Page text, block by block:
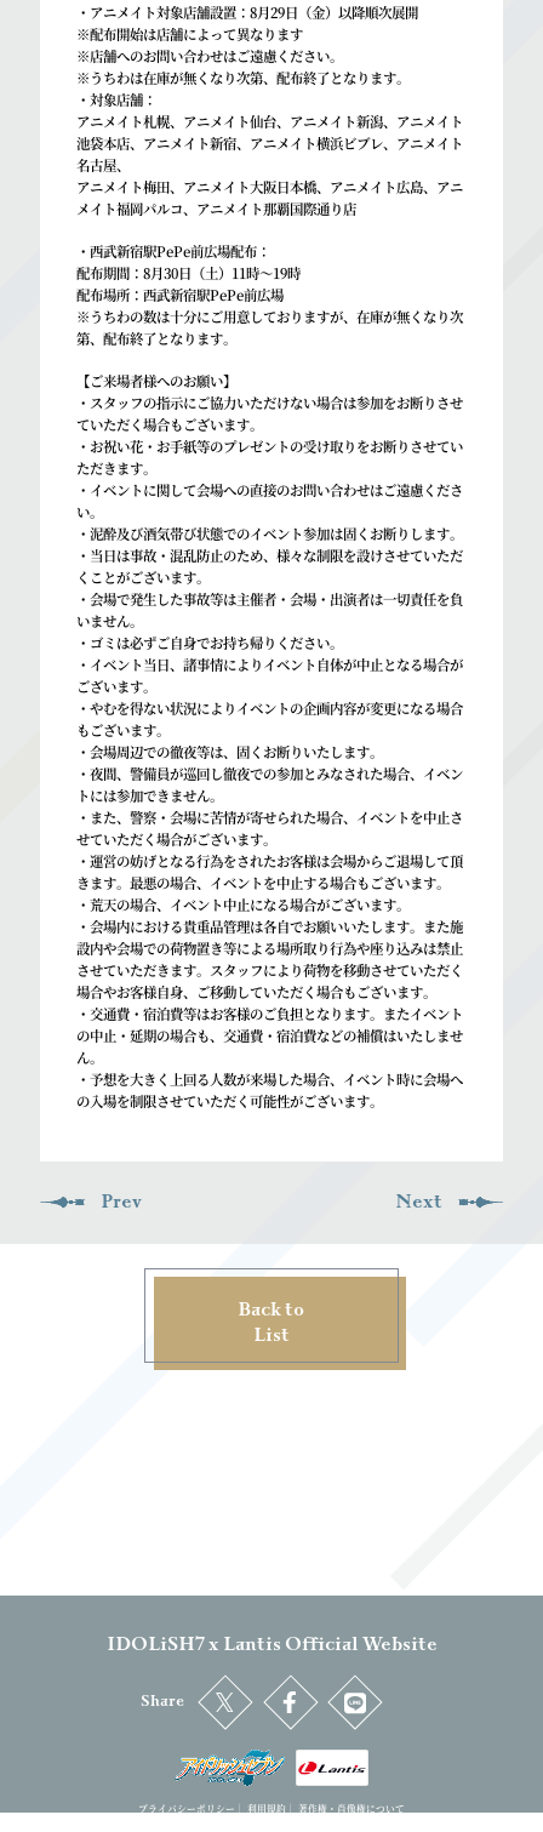
・アニメイト対象店舗設置：8月29日（金）以降順次展開
※配布開始は店舗によって異なります
※店舗へのお問い合わせはご遠慮ください。
※うちわは在庫が無くなり次第、配布終了となります。
・対象店舗：
アニメイト札幌、アニメイト仙台、アニメイト新潟、アニメイト
池袋本店、アニメイト新宿、アニメイト横浜ビブレ、アニメイト
名古屋、
アニメイト梅田、アニメイト大阪日本橋、アニメイト広島、アニ
メイト福岡パルコ、アニメイト那覇国際通り店
・西武新宿駅PePe前広場配布：
配布期間：8月30日（土）11時～19時
配布場所：西武新宿駅PePe前広場
※うちわの数は十分にご用意しておりますが、在庫が無くなり次
第、配布終了となります。
【ご来場者様へのお願い】
・スタッフの指示にご協力いただけない場合は参加をお断りさせ
ていただく場合もございます。
・お祝い花・お手紙等のプレゼントの受け取りをお断りさせてい
ただきます。
・イベントに関して会場への直接のお問い合わせはご遠慮くださ
い。
・泥酔及び酒気帯び状態でのイベント参加は固くお断りします。
・当日は事故・混乱防止のため、様々な制限を設けさせていただ
くことがございます。
・会場で発生した事故等は主催者・会場・出演者は一切責任を負
いません。
・ゴミは必ずご自身でお持ち帰りください。
・イベント当日、諸事情によりイベント自体が中止となる場合が
ございます。
・やむを得ない状況によりイベントの企画内容が変更になる場合
もございます。
・会場周辺での徹夜等は、固くお断りいたします。
・夜間、警備員が巡回し徹夜での参加とみなされた場合、イベン
トには参加できません。
・また、警察・会場に苦情が寄せられた場合、イベントを中止さ
せていただく場合がございます。
・運営の妨げとなる行為をされたお客様は会場からご退場して頂
きます。最悪の場合、イベントを中止する場合もございます。
・荒天の場合、イベント中止になる場合がございます。
・会場内における貴重品管理は各自でお願いいたします。また施
設内や会場での荷物置き等による場所取り行為や座り込みは禁止
させていただきます。スタッフにより荷物を移動させていただく
場合やお客様自身、ご移動していただく場合もございます。
・交通費・宿泊費等はお客様のご負担となります。またイベント
の中止・延期の場合も、交通費・宿泊費などの補償はいたしませ
ん。
・予想を大きく上回る人数が来場した場合、イベント時に会場へ
の入場を制限させていただく可能性がございます。
Prev Next
Back to
List
IDOLiSH7 x Lantis Official Website
Share
プライバシーポリシー 利用規約 著作権・肖像権について